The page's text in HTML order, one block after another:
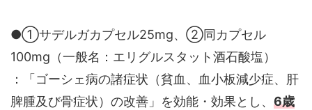
●①サデルガカプセル25mg、②同カプセル
100mg（一般名：エリグルスタット酒石酸塩）
：「ゴーシェ病の諸症状（貧血、血小板減少症、肝
脾腫及び骨症状）の改善」を効能・効果とし、 6歳